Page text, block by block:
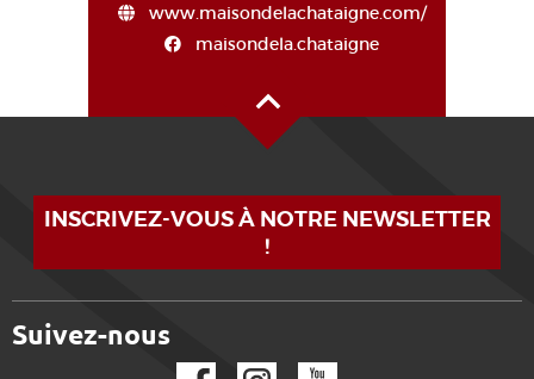
www.maisondelachataigne.com/
maisondela.chataigne
INSCRIVEZ-VOUS À NOTRE NEWSLETTER
!
Suivez-nous